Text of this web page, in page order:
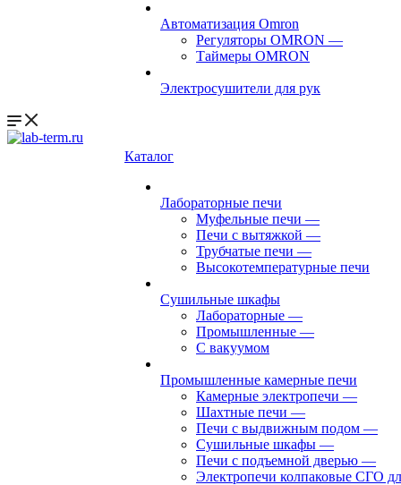
Автоматизация Omron
Регуляторы OMRON —
Таймеры OMRON
Электросушители для рук
Каталог
Лабораторные печи
Муфельные печи —
Печи с вытяжкой —
Трубчатые печи —
Высокотемпературные печи
Сушильные шкафы
Лабораторные —
Промышленные —
С вакуумом
Промышленные камерные печи
Камерные электропечи —
Шахтные печи —
Печи с выдвижным подом —
Сушильные шкафы —
Печи с подъемной дверью —
Электропечи колпаковые СГО